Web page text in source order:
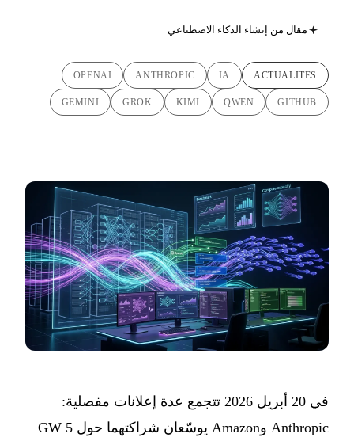
مقال من إنشاء الذكاء الاصطناعي
ACTUALITES
IA
ANTHROPIC
OPENAI
GITHUB
QWEN
KIMI
GROK
GEMINI
في 20 أبريل 2026 تتجمع عدة إعلانات مفصلية:
Anthropic وAmazon يوسّعان شراكتهما حول 5 GW